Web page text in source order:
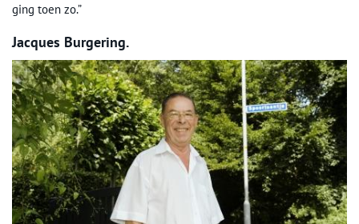
ging toen zo.”
Jacques Burgering.